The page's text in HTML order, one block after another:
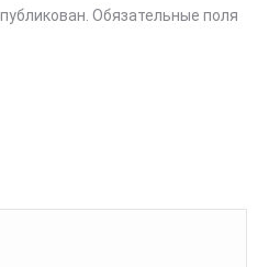
Обязательные поля